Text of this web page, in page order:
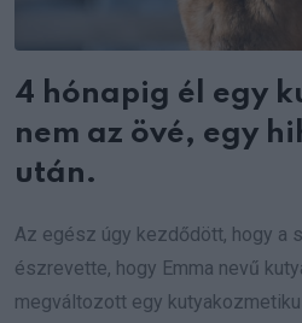
4 hónapig él egy
nem az övé, egy
után.
Az egész úgy kezdődött, hogy a
észrevette, hogy Emma nevű
megváltozott egy